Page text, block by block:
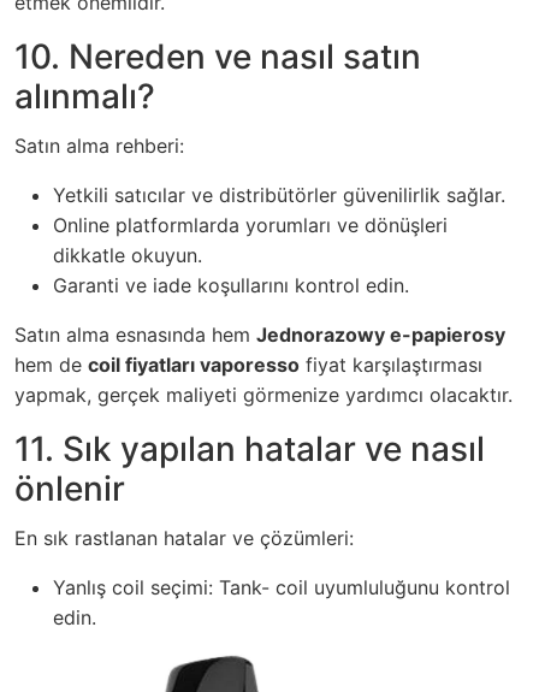
10. Nereden ve nasıl satın
alınmalı?
Satın alma rehberi:
Yetkili satıcılar ve distribütörler güvenilirlik sağlar.
Online platformlarda yorumları ve dönüşleri
dikkatle okuyun.
Garanti ve iade koşullarını kontrol edin.
Satın alma esnasında hem Jednorazowy e-papierosy
hem de coil fiyatları vaporesso fiyat karşılaştırması
yapmak, gerçek maliyeti görmenize yardımcı olacaktır.
11. Sık yapılan hatalar ve nasıl
önlenir
En sık rastlanan hatalar ve çözümleri:
Yanlış coil seçimi: Tank- coil uyumluluğunu kontrol
edin.